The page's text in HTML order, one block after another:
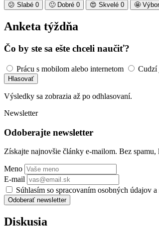
😕 Slabé 0 🙂 Dobré 0 😍 Skvelé 0 🤩
Anketa týždňa
Čo by ste sa ešte chceli naučiť?
Prácu s mobilom alebo internetom Cudzí
Hlasovať
Výsledky sa zobrazia až po odhlasovaní.
Newsletter
Odoberajte newsletter
Získajte najnovšie články e-mailom. Bez
Meno
E-mail
Súhlasím so spracovaním osobných údajov
Odoberať newsletter
Diskusia